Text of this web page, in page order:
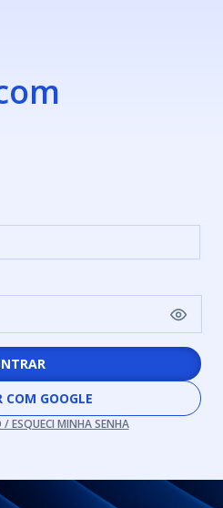
COM GOOGLE
/ ESQUECI MINHA SENHA